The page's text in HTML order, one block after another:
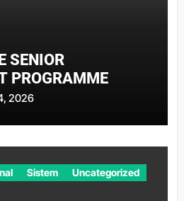
SENIOR
PROGRAMME
2026
Sistem Uncategorized